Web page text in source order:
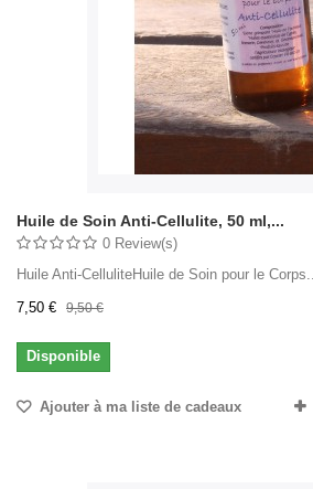
Huile de Soin Anti-Cellulite, 50 ml,...
0 Review(s)
Huile Anti-CelluliteHuile de Soin pour le Corps...
7,50 €
9,50 €
Disponible
Ajouter à ma liste de cadeaux